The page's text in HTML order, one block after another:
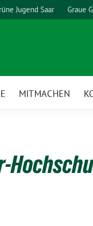
Jugend Saar Graue
MITMACHEN